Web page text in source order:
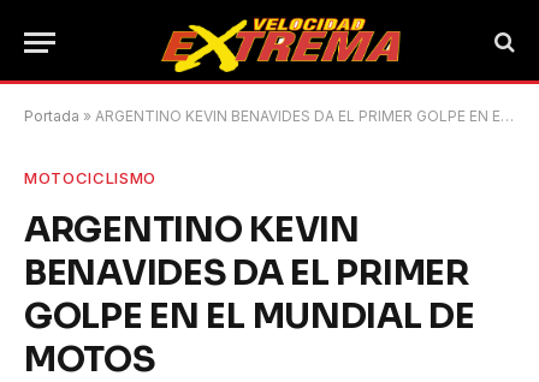
Portada » ARGENTINO KEVIN BENAVIDES DA EL PRIMER GOLPE EN EL MUNDIAL DE MOTOS
MOTOCICLISMO
ARGENTINO KEVIN
BENAVIDES DA EL PRIMER
GOLPE EN EL MUNDIAL DE
MOTOS